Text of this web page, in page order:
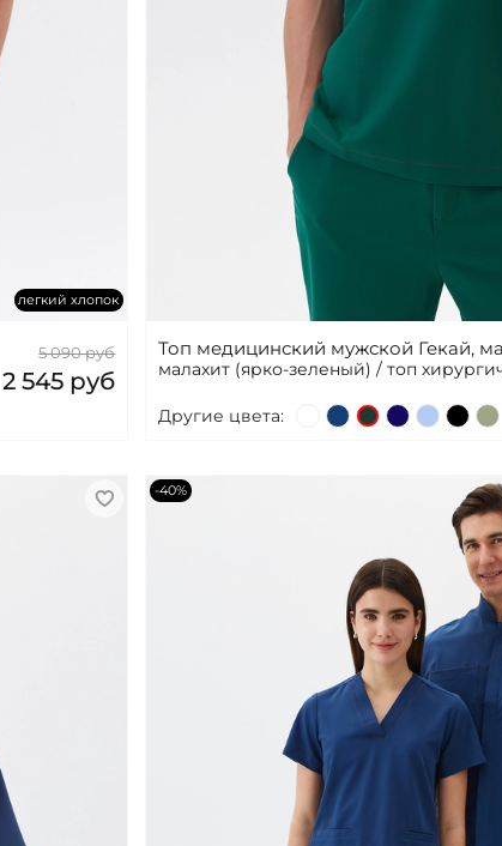
легкий хлопок
5 090 руб
2 545 руб
Топ медицинский мужской Гекай,
малахит (ярко-зеленый) / топ
Другие цвета:
-40%